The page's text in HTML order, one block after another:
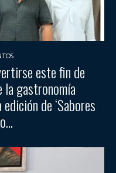
este fin de
la gastronomía
de ‘Sabores